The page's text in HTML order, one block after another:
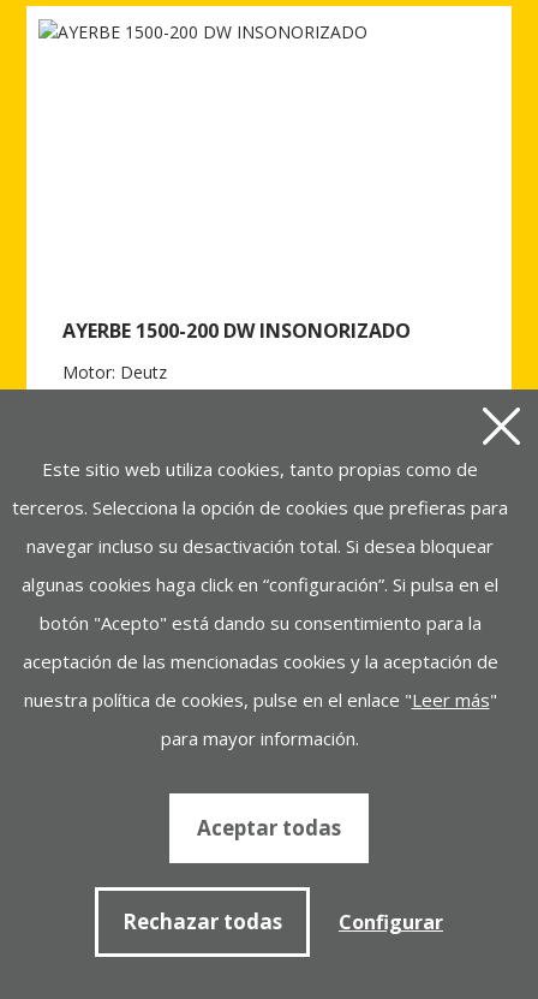
AYERBE 1500-200 DW INSONORIZADO
Motor: Deutz
Ver más de AYERBE 1500-200 DW INSONORIZADO
Ver más de AYERBE 1500-200 DW INS. AUT.
Este sitio web utiliza cookies, tanto propias como de
terceros. Selecciona la opción de cookies que prefieras para
navegar incluso su desactivación total. Si desea bloquear
algunas cookies haga click en “configuración”. Si pulsa en el
botón "Acepto" está dando su consentimiento para la
aceptación de las mencionadas cookies y la aceptación de
nuestra política de cookies, pulse en el enlace "Leer más"
para mayor información.
Aceptar todas
Rechazar todas Configurar